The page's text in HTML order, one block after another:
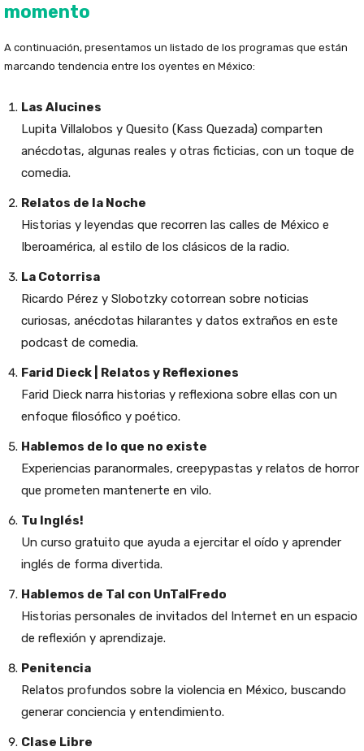
momento
A continuación, presentamos un listado de los programas que están
marcando tendencia entre los oyentes en México:
Las Alucines
Lupita Villalobos y Quesito (Kass Quezada) comparten
anécdotas, algunas reales y otras ficticias, con un toque de
comedia.
Relatos de la Noche
Historias y leyendas que recorren las calles de México e
Iberoamérica, al estilo de los clásicos de la radio.
La Cotorrisa
Ricardo Pérez y Slobotzky cotorrean sobre noticias
curiosas, anécdotas hilarantes y datos extraños en este
podcast de comedia.
Farid Dieck | Relatos y Reflexiones
Farid Dieck narra historias y reflexiona sobre ellas con un
enfoque filosófico y poético.
Hablemos de lo que no existe
Experiencias paranormales, creepypastas y relatos de horror
que prometen mantenerte en vilo.
Tu Inglés!
Un curso gratuito que ayuda a ejercitar el oído y aprender
inglés de forma divertida.
Hablemos de Tal con UnTalFredo
Historias personales de invitados del Internet en un espacio
de reflexión y aprendizaje.
Penitencia
Relatos profundos sobre la violencia en México, buscando
generar conciencia y entendimiento.
Clase Libre